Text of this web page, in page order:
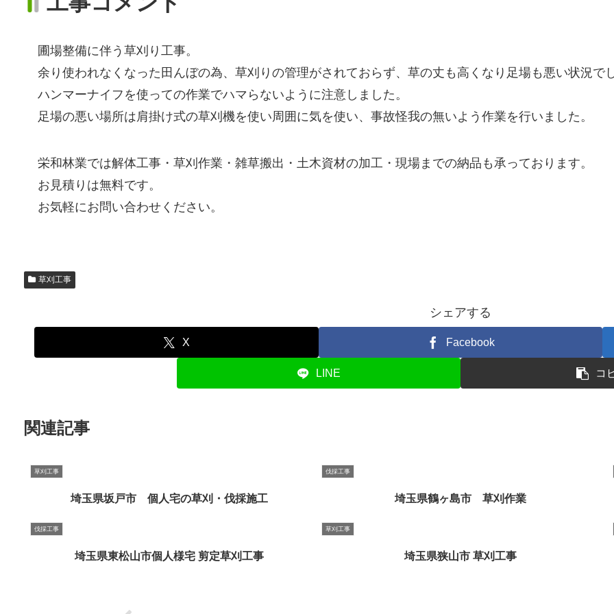
圃場整備に伴う草刈り工事。
余り使われなくなった田んぼの為、草刈りの管理がされておらず、草の丈も高くなり足場も悪い状況で
ハンマーナイフを使っての作業でハマらないように注意しました。
足場の悪い場所は肩掛け式の草刈機を使い周囲に気を使い、事故怪我の無いよう作業を行いました。
栄和林業では解体工事・草刈作業・雑草搬出・土木資材の加工・現場までの納品も承っております。
お見積りは無料です。
お気軽にお問い合わせください。
草刈工事
シェアする
X Facebook
LINE コ
関連記事
草刈工事
埼玉県坂戸市 個人宅の草刈・伐採施工
伐採工事
埼玉県鶴ヶ島市 草刈作業
伐採工事
埼玉県東松山市個人様宅 剪定草刈工事
草刈工事
埼玉県狭山市 草刈工事